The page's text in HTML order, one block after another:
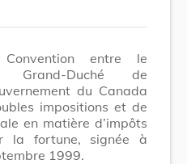
entre le
Grand-Duché de
du Canada
impositions et de
en matière d’impôts
la fortune, signée à
1999.